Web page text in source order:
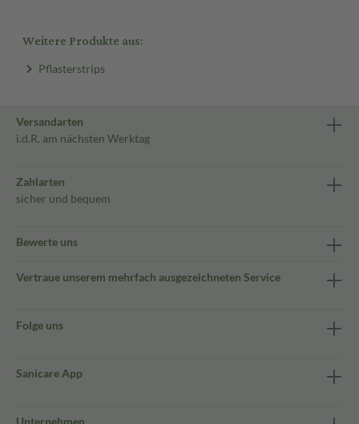
Weitere Produkte aus:
Pflasterstrips
Versandarten
i.d.R. am nächsten Werktag
Zahlarten
sicher und bequem
Bewerte uns
Vertraue unserem mehrfach ausgezeichneten Service
Folge uns
Sanicare App
Unternehmen